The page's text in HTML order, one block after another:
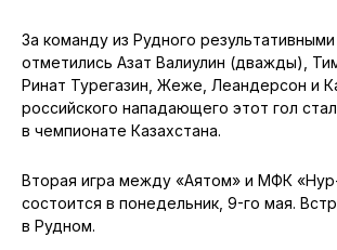
За команду из Рудного
отметились Азат Валиулин (дважды),
Ринат Турегазин, Жеже, Леандерсон и
российского нападающего этот гол
в чемпионате Казахстана.
Вторая игра между «Аятом» и МФК
состоится в понедельник, 9-го мая.
в Рудном.